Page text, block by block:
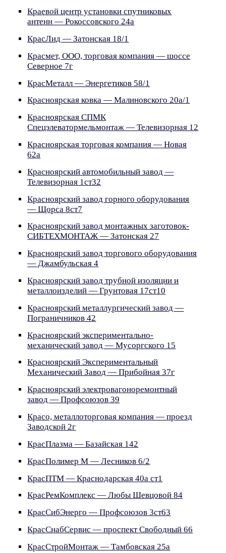
Краевой центр установки спутниковых
антенн — Рокоссовского 24а
КрасЛид — Затонская 18/1
Красмет, ООО, торговая компания — шоссе
Северное 7г
КрасМеталл — Энергетиков 58/1
Красноярская ковка — Малиновского 20а/1
Красноярская СПМК
Спецэлеватормельмонтаж — Телевизорная 12
Красноярская торговая компания — Новая
62а
Красноярский автомобильный завод —
Телевизорная 1ст32
Красноярский завод горного оборудования
— Щорса 8ст7
Красноярский завод монтажных заготовок-
СИБТЕХМОНТАЖ — Затонская 27
Красноярский завод торгового оборудования
— Джамбульская 4
Красноярский завод трубной изоляции и
металлоизделий — Грунтовая 17ст10
Красноярский металлургический завод —
Пограничников 42
Красноярский экспериментально-
механический завод — Мусоргского 15
Красноярский Экспериментальный
Механический Завод — Прибойная 37г
Красноярский электровагоноремонтный
завод — Профсоюзов 39
Красо, металлоторговая компания — проезд
Заводской 2г
КрасПлазма — Базайская 142
КрасПолимер М — Лесников 6/2
КрасПТМ — Краснодарская 40а ст1
КрасРемКомплекс — Любы Шевцовой 84
КрасСибЭнерго — Профсоюзов 3ст63
КрасСнабСервис — проспект Свободный 66
КрасСтройМонтаж — Тамбовская 25а